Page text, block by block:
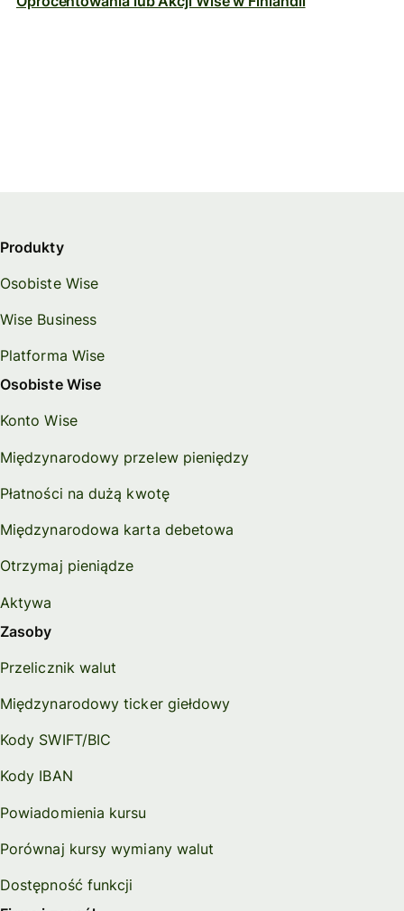
Produkty
Osobiste Wise
Wise Business
Platforma Wise
Osobiste Wise
Konto Wise
Międzynarodowy przelew pieniędzy
Płatności na dużą kwotę
Międzynarodowa karta debetowa
Otrzymaj pieniądze
Aktywa
Zasoby
Przelicznik walut
Międzynarodowy ticker giełdowy
Kody SWIFT/BIC
Kody IBAN
Powiadomienia kursu
Porównaj kursy wymiany walut
Dostępność funkcji